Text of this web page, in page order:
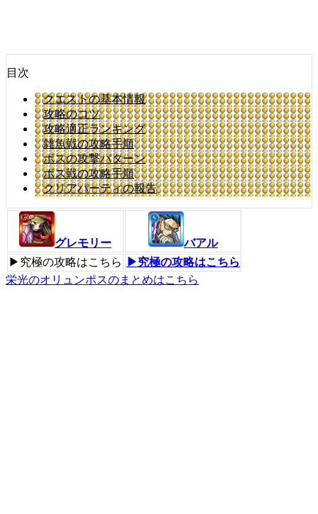
目次
クエストの基本情報
攻略のコツ
攻略適正ランキング
雑魚戦の攻略手順
ボスの攻撃パターン
ボス戦の攻略手順
クリアパーティの報告
グレモリー
バアル
▶究極の攻略はこちら
▶究極の攻略はこちら
栄光のオリュンポスのまとめはこちら